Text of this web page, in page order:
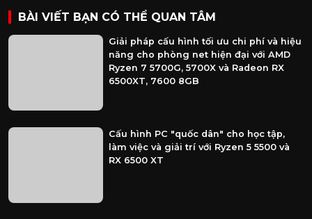
BÀI VIẾT BẠN CÓ THỂ QUAN TÂM
Giải pháp cấu hình tối ưu chi phí và hiệu
năng cho phòng net hiện đại với AMD
Ryzen 7 5700G, 5700X và Radeon RX
6500XT, 7600 8GB
Cấu hình PC "quốc dân" cho học tập,
làm việc và giải trí với Ryzen 5 5500 và
RX 6500 XT